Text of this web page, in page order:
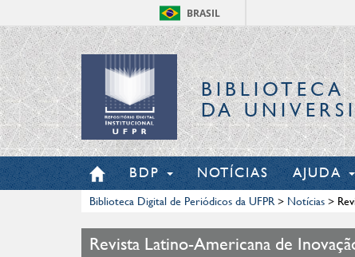
BRASIL
DA
BDP NOTÍCIAS AJUDA
Biblioteca Digital de Periódicos da UFPR> Notícias>
Revista Latino-Americana de